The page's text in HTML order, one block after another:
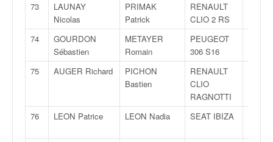
73
LAUNAY
Nicolas
PRIMAK
Patrick
RENAULT
CLIO 2 RS
74
GOURDON
Sébastien
METAYER
Romain
PEUGEOT
306 S16
75 AUGER Richard
PICHON
Bastien
RENAULT
CLIO
RAGNOTTI
76 LEON Patrice LEON Nadia SEAT IBIZA